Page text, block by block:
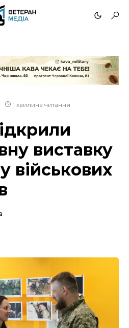
1 хвилина читання
виставку
військових